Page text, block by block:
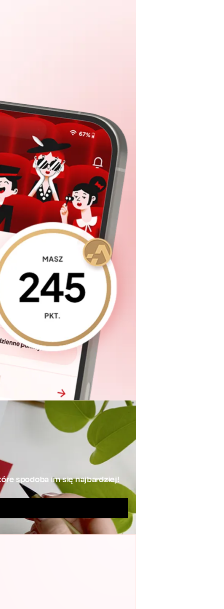
spodoba im się najbardziej!